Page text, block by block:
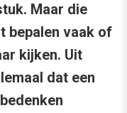
Maar die
bepalen vaak of
kijken. Uit
dat een